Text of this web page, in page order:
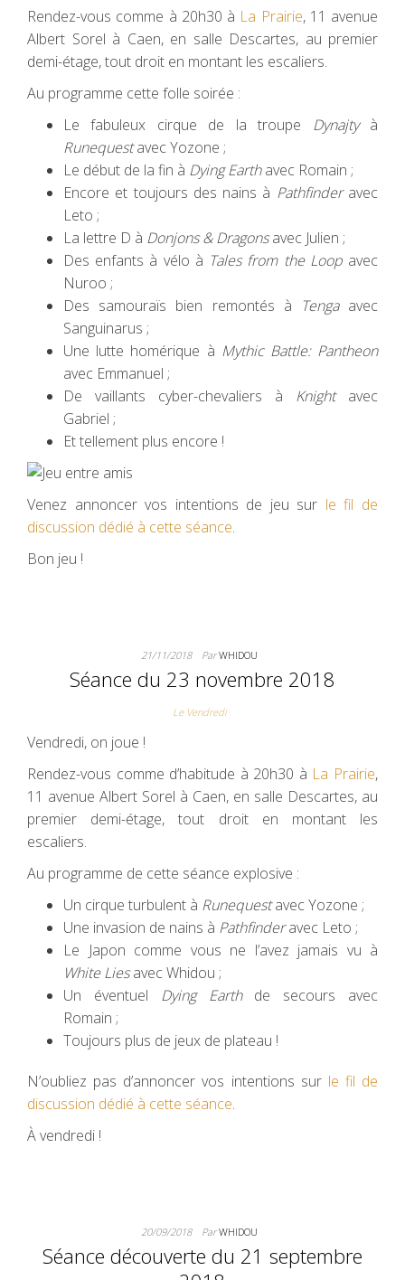
Rendez-vous comme à 20h30 à La Prairie, 11 avenue
Albert Sorel à Caen, en salle Descartes, au premier
demi-étage, tout droit en montant les escaliers.
Au programme cette folle soirée :
Le fabuleux cirque de la troupe Dynajtyà
Runequestavec Yozone ;
Le début de la fin à Dying Earthavec Romain ;
Encore et toujours des nains à Pathfinderavec
Leto ;
La lettre D à Donjons & Dragonsavec Julien ;
Des enfants à vélo à Tales from the Loopavec
Nuroo ;
Des samouraïs bien remontés à
Tengaavec
Sanguinarus ;
Une lutte homérique à Mythic Battle: Pantheon
avec Emmanuel ;
De vaillants cyber-chevaliers à Knightavec
Gabriel ;
Et tellement plus encore !
Venez annoncer vos intentions de jeu sur le fil de
discussion dédié à cette séance.
Bon jeu !
21/11/2018 ParWHIDOU
Séance du 23 novembre 2018
Le Vendredi
Vendredi, on joue !
Rendez-vous comme d’habitude à 20h30 à La Prairie,
11 avenue Albert Sorel à Caen, en salle Descartes, au
premier demi-étage, tout droit en montant les
escaliers.
Au programme de cette séance explosive :
Un cirque turbulent à Runequestavec Yozone ;
Une invasion de nains à Pathfinderavec Leto ;
Le Japon comme vous ne l’avez jamais vu à
White Liesavec Whidou ;
Un éventuel Dying Earthde secours avec
Romain ;
Toujours plus de jeux de plateau !
N’oubliez pas d’annoncer vos intentions sur le fil de
discussion dédié à cette séance.
À vendredi !
20/09/2018 ParWHIDOU
Séance découverte du 21 septembre